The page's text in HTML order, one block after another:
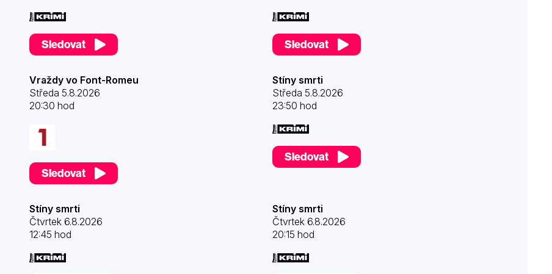
Sledovat Sledovat
Vraždy vo Font-Romeu
Středa 5.8.2026
20:30 hod
Sledovat
Stíny smrti
Středa 5.8.2026
23:50 hod
Sledovat
Stíny smrti
Čtvrtek 6.8.2026
12:45 hod
Stíny smrti
Čtvrtek 6.8.2026
20:15 hod